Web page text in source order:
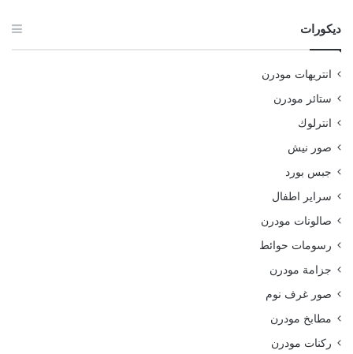
ديكورات
انتريهات مودرن
ستائر مودرن
انترلوك
صور نيش
جبس بورد
سراير اطفال
صالونات مودرن
رسومات حوائط
جزامة مودرن
صور غرف نوم
مطابخ مودرن
ركنات مودرن